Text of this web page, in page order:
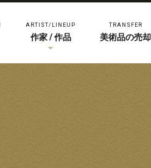
ARTIST/LINEUP
作家 / 作品
TRANSFER
美術品の売却